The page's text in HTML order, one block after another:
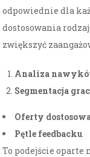
odpowiednie dla
dostosowania
zwiększyć
Analiza
Segmentacja
Oferty
Pętle feedbacku
To podejście